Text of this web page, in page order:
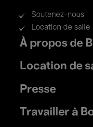
Soutenez-nous
Location de salle
Footer
menu
À propos de
Location de
Presse
Travailler à